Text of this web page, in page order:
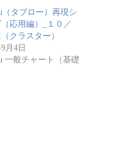
（タブロー）再現シ
（応用編）_１０／
クラスター）
月4日
一般チャート（基礎